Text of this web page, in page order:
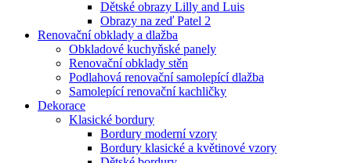
Dětské obrazy Lilly and Luis
Obrazy na zeď Patel 2
Renovační obklady a dlažba
Obkladové kuchyňské panely
Renovační obklady stěn
Podlahová renovační samolepící dlažba
Samolepící renovační kachličky
Dekorace
Klasické bordury
Bordury moderní vzory
Bordury klasické a květinové vzory